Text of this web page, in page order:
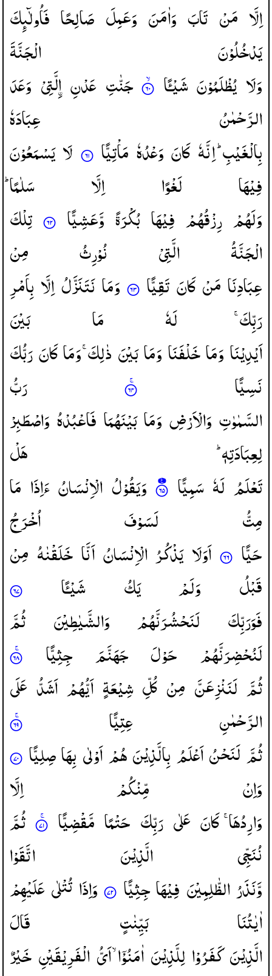
اِلَّا مَنْ تَابَ وَاٰمَنَ وَعَمِلَ صَالِحًا فَاُولٰٓىِٕكَ
یَدْخُلُوْنَ
الْجَنَّةَ
وَلَا یُظْلَمُوْنَ شَیْـًٔا جَنّٰتِ عَدْنِ لَّتِیْ
وَعَدَ
الرَّحْمٰنُ
عِبَادَهٗ
بِالْغَیْبِ ؕ اِنَّهٗ كَانَ وَعْدُهٗ مَاْتِیًّا لَا یَسْمَعُوْنَ
فِیْهَا
لَغْوًا اِلَّا
سَلٰمًا ؕ
وَلَهُمْ رِزْقُهُمْ فِیْهَا بُكْرَةً وَّعَشِیًّا
تِلْكَ
الْجَنَّةُ
الَّتِیْ نُوْرِثُ
مِنْ
عِبَادِنَامَنْ كَانَتَقِیًّا وَمَانَتَنَزَّلُاِلَّابِاَمْرِ
رَبِّكَ ۚ
لَهٗ مَا
بَیْنَ
اَیْدِیْنَاوَمَاخَلْفَنَاوَمَابَیْنَذٰلِكَ ۚوَمَاكَانَرَبُّكَ
نَسِیًّا
رَبُّ
السَّمٰوٰتِ وَالْاَرْضِ وَمَابَیْنَهُمَا فَاعْبُدْهُ وَاصْطَبِرْ
لِعِبَادَتِهٖ ؕ
هَلْ
تَعْلَمُ لَهٗ سَمِیًّا وَیَقُوْلُ الْاِنْسَانُ ءَاِذَا مَا
مِتُّ
لَسَوْفَ
اُخْرَجُ
حَیًّا
اَوَلَا یَذْكُرُ الْاِنْسَانُ اَنَّا خَلَقْنٰهُ مِنْ
قَبْلُ
وَلَمْ یَكُ شَیْـًٔا
فَوَرَبِّكَ
لَنَحْشُرَنَّهُمْ وَالشَّیٰطِیْنَ
ثُمَّ
لَنُحْضِرَنَّهُمْ
حَوْلَ جَهَنَّمَ جِثِیًّا
ثُمَّ لَنَنْزِعَنَّ مِنْ كُلِّ شِیْعَةٍ اَیُّهُمْ اَشَدُّ عَلَی
الرَّحْمٰنِ
عِتِیًّا
ثُمَّلَنَحْنُاَعْلَمُبِالَّذِیْنَهُمْاَوْلٰیبِهَاصِلِیًّا
وَاِنْ
مِّنْكُمْ
اِلَّا
وَارِدُهَا ۚ كَانَ عَلٰی رَبِّكَ حَتْمًا مَّقْضِیًّا
ثُمَّ
نُنَجِّی
الَّذِیْنَ
اتَّقَوْا
وَّنَذَرُالظّٰلِمِیْنَ فِیْهَاجِثِیًّا وَاِذَاتُتْلٰیعَلَیْهِمْ
اٰیٰتُنَا
بَیِّنٰتٍ
قَالَ
الَّذِیْنَكَفَرُوْالِلَّذِیْنَ اٰمَنُوْۤا ۙاَیُّ الْفَرِیْقَیْنِخَیْرٌ